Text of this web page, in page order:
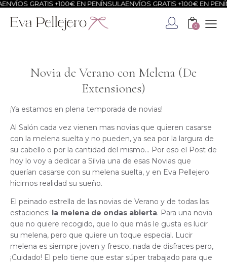
GRATIS +100€ EN PENÍNSULAENVÍOS GRATIS +100€ EN
0
Novia de Verano con Melena (De
Extensiones)
¡Ya estamos en plena temporada de novias!
Al Salón cada vez vienen mas novias que quieren casarse
con la melena suelta y no pueden, ya sea por la largura de
su cabello o por la cantidad del mismo… Por eso el Post de
hoy lo voy a dedicar a Silvia una de esas Novias que
querían casarse con su melena suelta, y en Eva Pellejero
hicimos realidad su sueño.
El peinado estrella de las novias de Verano y de todas las
estaciones: la melena de ondas abierta. Para una novia
que no quiere recogido, que lo que más le gusta es lucir
su melena, pero que quiere un toque especial. Lucir
melena es siempre joven y fresco, nada de disfraces pero,
¡Cuidado! El pelo tiene que estar súper trabajado para que